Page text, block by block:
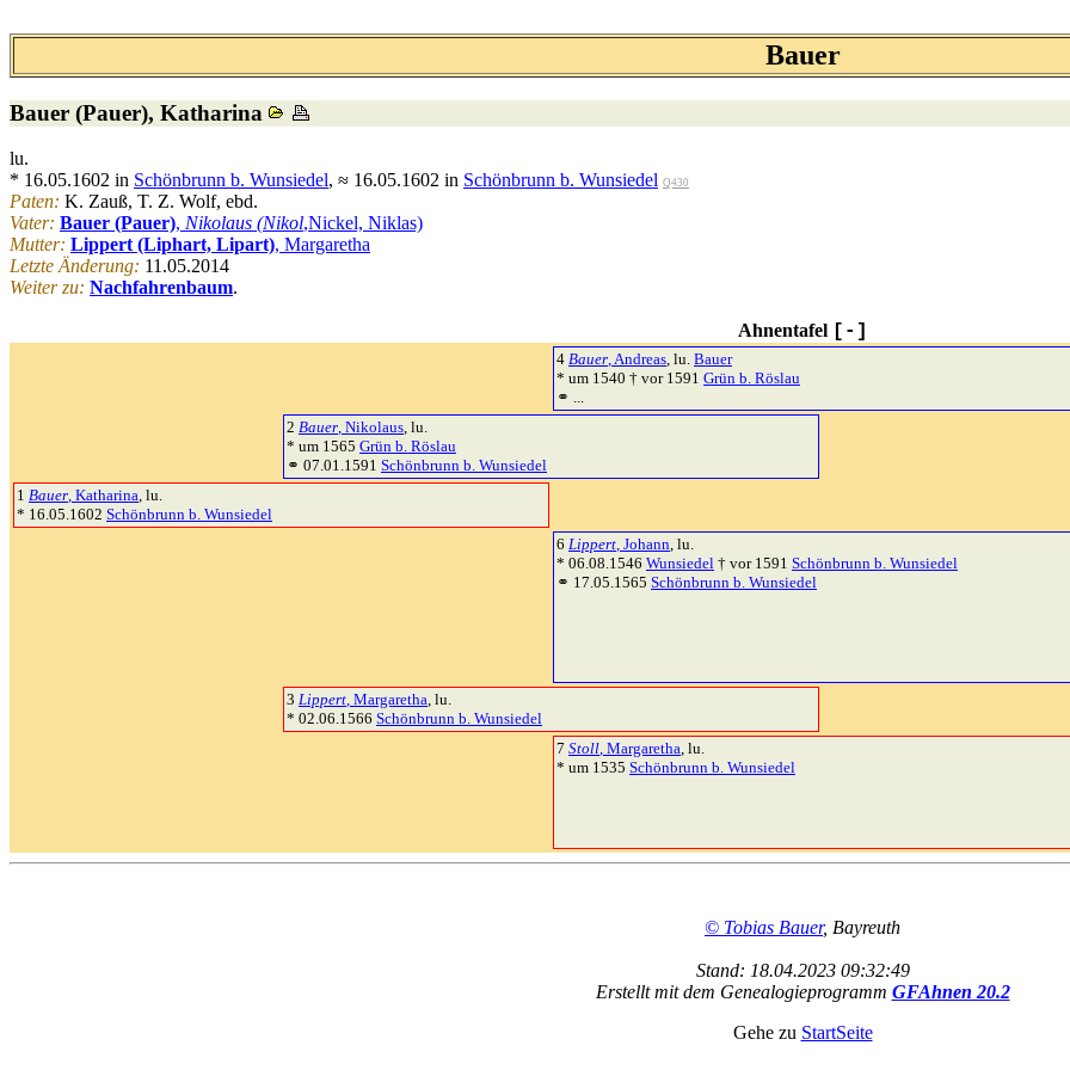
Bauer
Bauer (Pauer), Katharina
lu.
* 16.05.1602 in Schönbrunn b. Wunsiedel, ≈ 16.05.1602 in Schönbrunn b. Wunsiedel Q430
Paten: K. Zauß, T. Z. Wolf, ebd.
Vater: Bauer (Pauer), Nikolaus (Nikol,Nickel, Niklas)
Mutter: Lippert (Liphart, Lipart), Margaretha
Letzte Änderung: 11.05.2014
Weiter zu: Nachfahrenbaum.
Ahnentafel [-]
4 Bauer, Andreas, lu. Bauer
* um 1540 † vor 1591 Grün b. Röslau
⚭ ...
2 Bauer, Nikolaus, lu.
* um 1565 Grün b. Röslau
⚭ 07.01.1591 Schönbrunn b. Wunsiedel
1 Bauer, Katharina, lu.
* 16.05.1602 Schönbrunn b. Wunsiedel
6 Lippert, Johann, lu.
* 06.08.1546 Wunsiedel † vor 1591 Schönbrunn b. Wunsiedel
⚭ 17.05.1565 Schönbrunn b. Wunsiedel
3 Lippert, Margaretha, lu.
* 02.06.1566 Schönbrunn b. Wunsiedel
7 Stoll, Margaretha, lu.
* um 1535 Schönbrunn b. Wunsiedel
© Tobias Bauer, Bayreuth
Stand: 18.04.2023 09:32:49
Erstellt mit dem Genealogieprogramm GFAhnen 20.2
Gehe zu StartSeite